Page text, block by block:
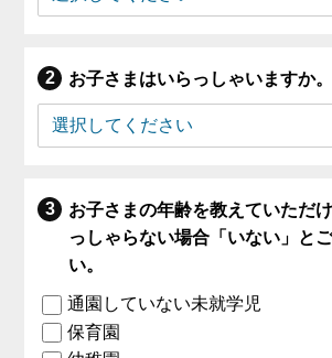
お子さまはいらっしゃいますか。
お子さまの年齢を教えていただ
っしゃらない場合「いない」と
い。
通園していない未就学児
保育園